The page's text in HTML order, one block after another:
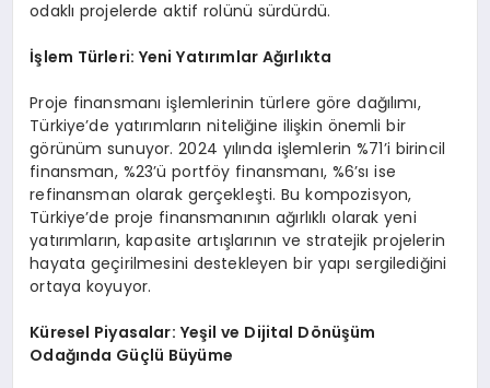
odaklı projelerde aktif rolünü sürdürdü.
İşlem Türleri: Yeni Yatırımlar Ağırlıkta
Proje finansmanı işlemlerinin türlere göre dağılımı,
Türkiye’de yatırımların niteliğine ilişkin önemli bir
görünüm sunuyor. 2024 yılında işlemlerin %71’i birincil
finansman, %23’ü portföy finansmanı, %6’sı ise
refinansman olarak gerçekleşti. Bu kompozisyon,
Türkiye’de proje finansmanının ağırlıklı olarak yeni
yatırımların, kapasite artışlarının ve stratejik projelerin
hayata geçirilmesini destekleyen bir yapı sergilediğini
ortaya koyuyor.
Küresel Piyasalar: Yeşil ve Dijital Dönüşüm
Odağında Güçlü Büyüme